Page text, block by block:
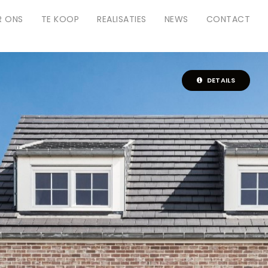
ONS TE KOOP REALISATIES NEWS CONTACT
DETAILS